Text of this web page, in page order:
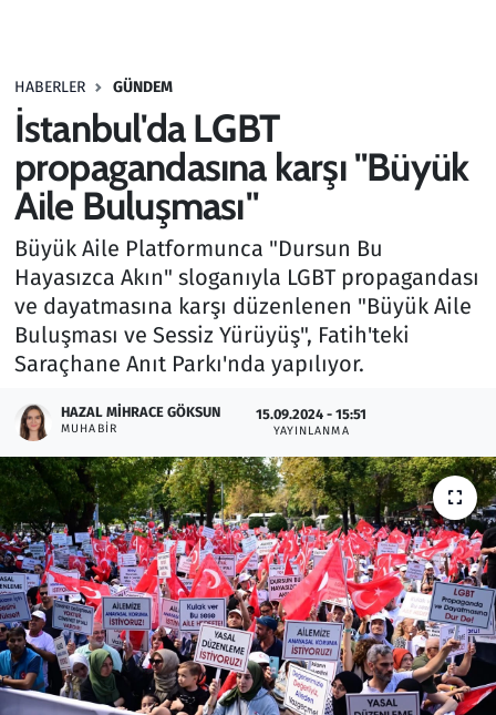
HABERLER GÜNDEM
İstanbul'da LGBT
propagandasına karşı "Büyük
Aile Buluşması"
Büyük Aile Platformunca "Dursun Bu
Hayasızca Akın" sloganıyla LGBT propagandası
ve dayatmasına karşı düzenlenen "Büyük Aile
Buluşması ve Sessiz Yürüyüş", Fatih'teki
Saraçhane Anıt Parkı'nda yapılıyor.
HAZAL MIHRACE GÖKSUN
MUHABIR
15.09.2024 - 15:51
YAYINLANMA
Haber
Kurumsal Haberler
Lezzet Durağı
Memur ve Kamu
Otomobil
Oyun
Ramazan
Resmi İlanlar
Rüya Tabirleri
Sağlık